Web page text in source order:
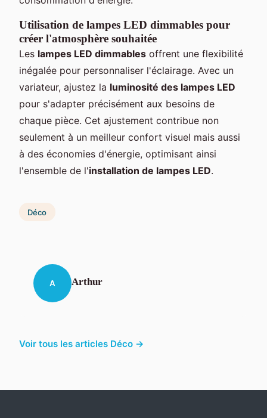
Utilisation de lampes LED dimmables pour
créer l'atmosphère souhaitée
Les lampes LED dimmables offrent une flexibilité
inégalée pour personnaliser l'éclairage. Avec un
variateur, ajustez la luminosité des lampes LED
pour s'adapter précisément aux besoins de
chaque pièce. Cet ajustement contribue non
seulement à un meilleur confort visuel mais aussi
à des économies d'énergie, optimisant ainsi
l'ensemble de l'installation de lampes LED.
Déco
A Arthur
Voir tous les articles Déco →